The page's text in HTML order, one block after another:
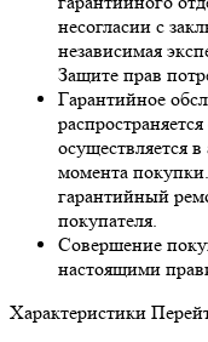
несогласии с
независимая
Защите прав
Гарантийное
осуществляется
момента
гарантийный
покупателя.
Совершение
настоящими
Характеристики